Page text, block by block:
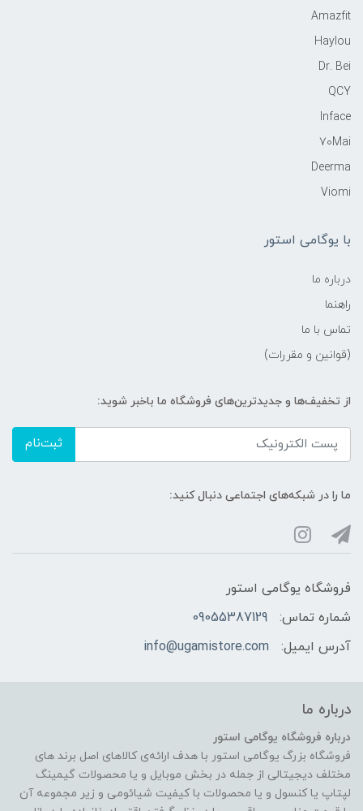
Amazfit
Haylou
Dr. Bei
QCY
Inface
70Mai
Deerma
Viomi
با یوگامی استور
درباره ما
راهنما
تماس با ما
(قوانین و مقررات)
از تخفیف‌ها و جدیدترین‌های فروشگاه ما باخبر شوید:
ثبت‌نام
ما را در شبکه‌های اجتماعی دنبال کنید:
فروشگاه یوگامی استور
شماره تماس:
09055387129
آدرس ایمیل:
info@ugamistore.com
درباره ما
درباره فروشگاه یوگامی استور
فروشگاه بزرگ یوگامی استور با هدف ارائه‌ی کالاهای اصل برند های
مختلف دیجیتالی از جمله در بخش موبایل و یا محصولات گیمینگ
لپتاپ یا کنسول و یا محصولات با کیفیت شیائومی و زیر مجموعه آن